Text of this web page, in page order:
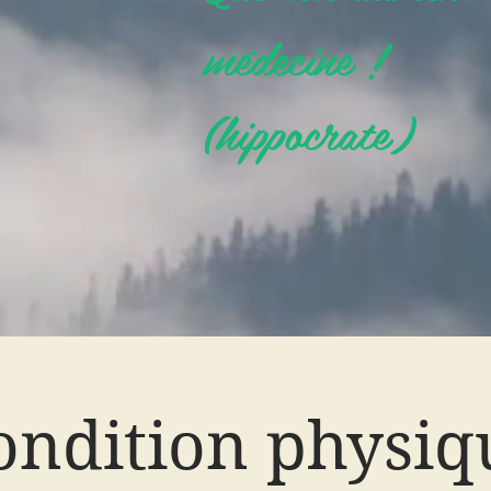
médecine !
(hippocrate)